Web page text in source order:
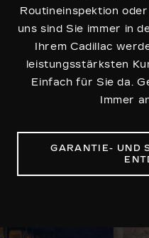
Routineinspektion
uns sind Sie immer in
Ihrem Cadillac
leistungsstärksten
Einfach für Sie da.
Immer
GARANTIE- UND